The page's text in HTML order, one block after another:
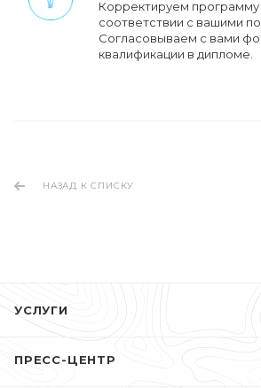
Корректируем программу
соответствии с вашими
Cогласовываем с вами
квалификации в дипломе.
НАЗАД К СПИСКУ
УСЛУГИ
ПРЕСС-ЦЕНТР